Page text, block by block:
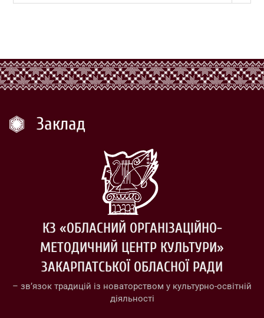
Заклад
КЗ «ОБЛАСНИЙ ОРГАНІЗАЦІЙНО-
МЕТОДИЧНИЙ ЦЕНТР КУЛЬТУРИ»
ЗАКАРПАТСЬКОЇ ОБЛАСНОЇ РАДИ
– зв’язок традицій із новаторством у культурно-освітній
діяльності